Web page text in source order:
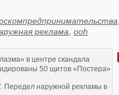
реклама ooh
в центре скандала
50 щитов «Постера»
Передел наружной рекламы в